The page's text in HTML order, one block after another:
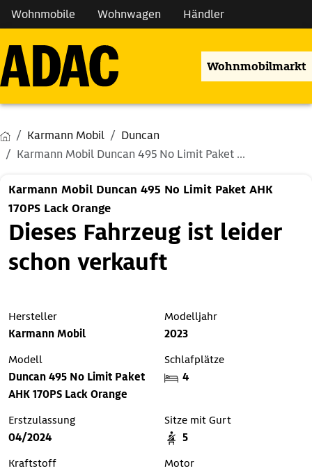
Wohnmobile Wohnwagen Händler
Wohnmobilmarkt
Karmann Mobil
Duncan
Karmann Mobil Duncan 495 No Limit Paket ...
Karmann Mobil Duncan 495 No Limit Paket AHK
170PS Lack Orange
Dieses Fahrzeug ist leider
schon verkauft
Hersteller
Karmann Mobil
Modelljahr
2023
Modell
Duncan 495 No Limit Paket
AHK 170PS Lack Orange
Schlafplätze
4
Erstzulassung
04/2024
Sitze mit Gurt
5
Kraftstoff
Motor